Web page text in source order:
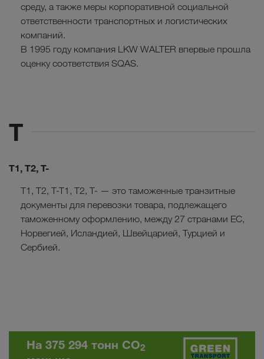
среду, а также меры корпоративной социальной
ответственности транспортных и логистических
компаний.
В 1995 году компания LKW WALTER впервые прошла
оценку соответствия SQAS.
T
T1, T2, T-
T1, T2, T-T1, T2, T- — это таможенные транзитные
документы для перевозки товара, подлежащего
таможенному оформлению, между 27 странами ЕС,
Норвегией, Исландией, Швейцарией, Турцией и
Сербией.
На 375 294 тонн CO2